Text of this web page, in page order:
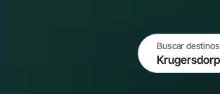
Buscar destinos